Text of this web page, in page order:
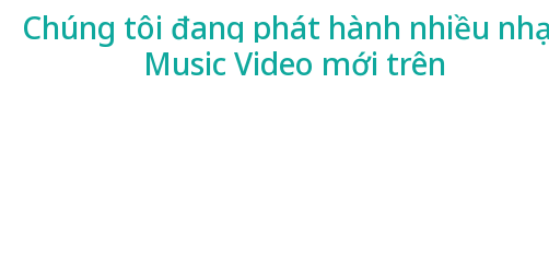
Chúng tôi đang phát hành nhiều
Music Video mới trên